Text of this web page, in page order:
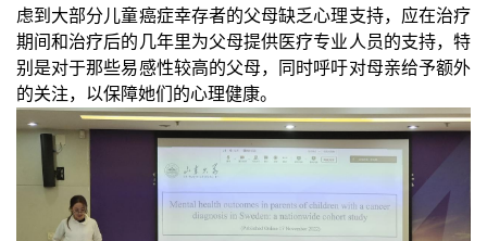
虑到大部分儿童癌症幸存者的父母缺乏心理支持，应在治疗
期间和治疗后的几年里为父母提供医疗专业人员的支持，特
别是对于那些易感性较高的父母，同时呼吁对母亲给予额外
的关注，以保障她们的心理健康。